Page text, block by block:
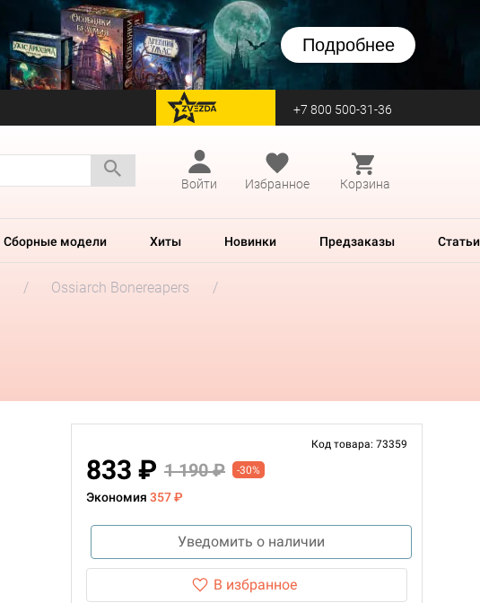
Подробнее
перейти на Zvezda +7 800 500-31-36
Войти
Избранное Корзина
Сборные модели Хиты Новинки Предзаказы Статьи
Ossiarch Bonereapers
Код товара: 73359
833 ₽ 1 190 ₽ -30%
Экономия 357 ₽
Уведомить о наличии
В избранное